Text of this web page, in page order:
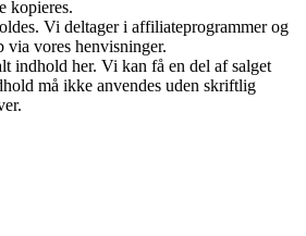
kopieres.
Vi deltager i affiliateprogrammer og
via vores henvisninger.
indhold her. Vi kan få en del af salget
må ikke anvendes uden skriftlig